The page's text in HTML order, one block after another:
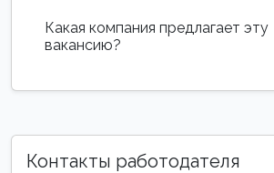
Какая компания предлагает эту
вакансию?
Контакты работодателя